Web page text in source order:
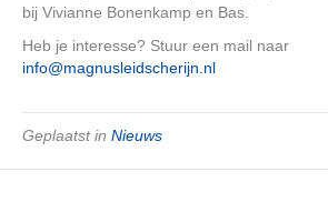
bij Vivianne Bonenkamp en Bas.
Heb je interesse? Stuur een mail naar
info@magnusleidscherijn.nl
Geplaatst in Nieuws